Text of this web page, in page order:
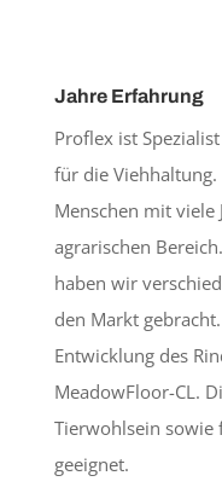
Jahre Erfahrung
Proflex ist
für die Viehhaltung.
Menschen mit viele
agrarischen
haben wir
den Markt
Entwicklung des
MeadowFloor-CL.
Tierwohlsein sowie
geeignet.